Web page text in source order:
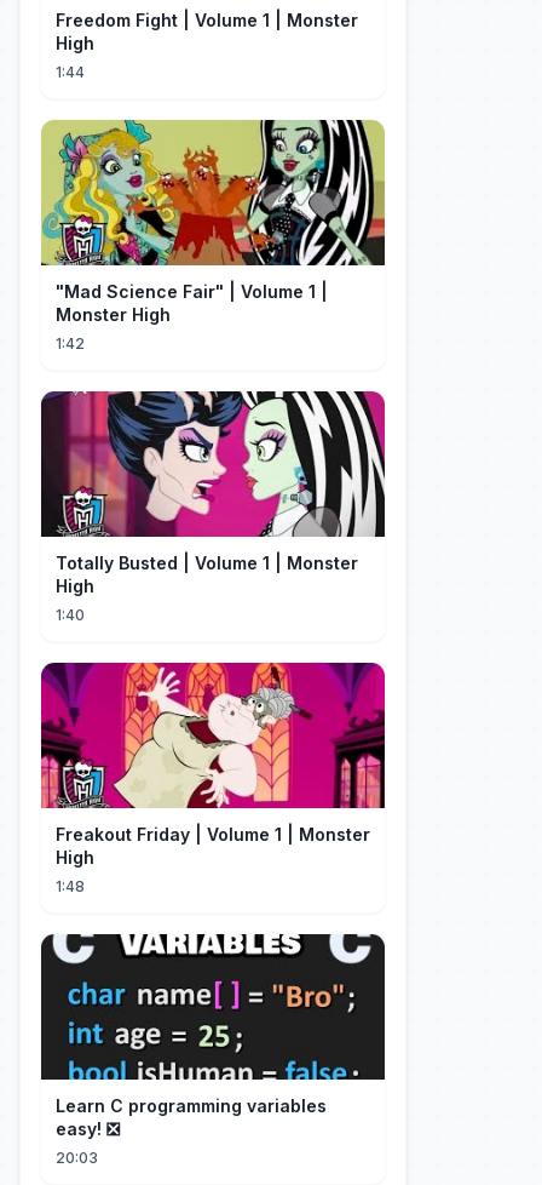
Freedom Fight | Volume 1 | Monster
High
1:44
"Mad Science Fair" | Volume 1 |
Monster High
1:42
Totally Busted | Volume 1 | Monster
High
1:40
Freakout Friday | Volume 1 | Monster
High
1:48
Learn C programming variables
easy! ❎
20:03